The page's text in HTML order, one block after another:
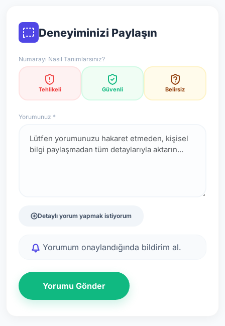
*Not: Değerlendirmeler onaylı kullanıcı yorumlarına göre
Deneyiminizi Paylaşın
Numarayı Nasıl Tanımlarsınız?
Tehlikeli Güvenli Belirsiz
Yorumunuz *
Detaylı yorum yapmak istiyorum
Yorumum onaylandığında bildirim al.
Yorumu Gönder